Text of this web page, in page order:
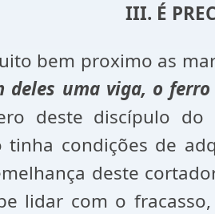
III. É
bem proximo as
deles uma viga, o
deste discípulo
tinha condições de
deste
lidar com o